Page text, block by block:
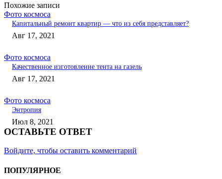
Похожие записи
Фото космоса
Капитальный ремонт квартир — что из себя представляет?
Авг 17, 2021
Фото космоса
Качественное изготовление тента на газель
Авг 17, 2021
Фото космоса
Энтропия
Июл 8, 2021
ОСТАВЬТЕ ОТВЕТ
Войдите, чтобы оставить комментарий
ПОПУЛЯРНОЕ